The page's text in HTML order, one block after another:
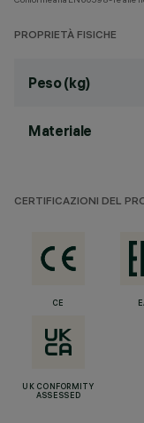
PROPRIETÀ FISICHE
Peso (kg)
Materiale
CERTIFICAZIONI DEL
CE
UK CONFORMITY
ASSESSED